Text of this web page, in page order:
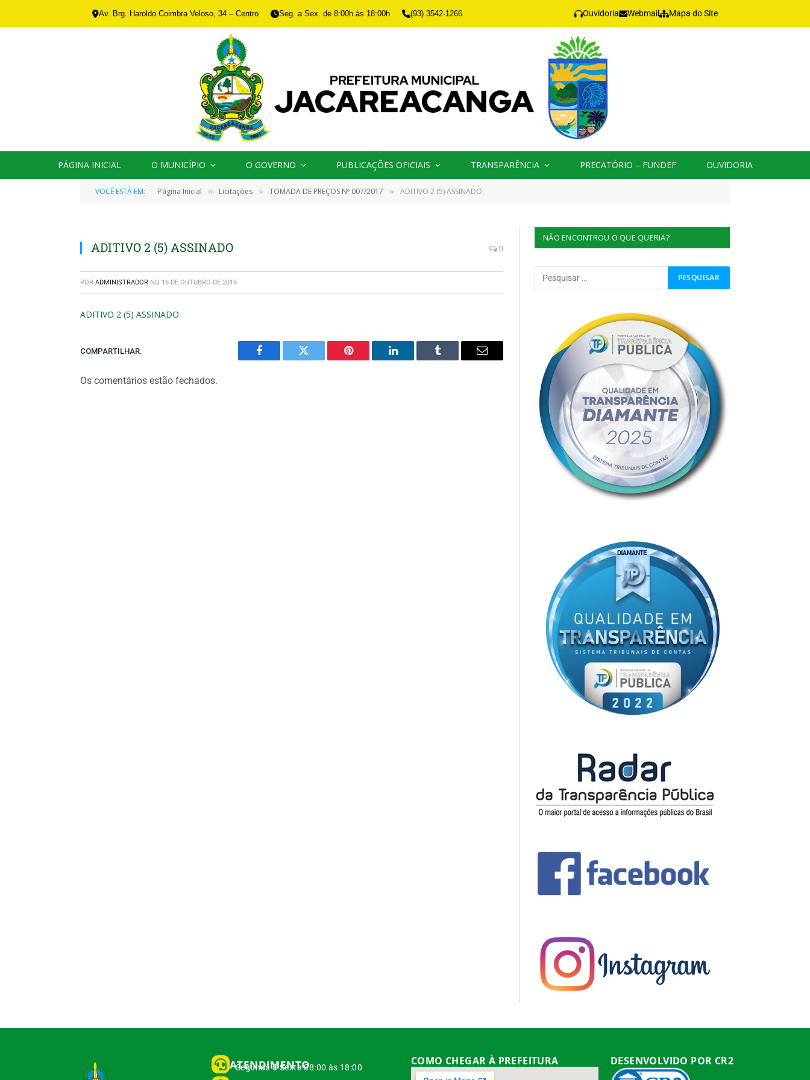
Av. Brg. Haroldo Coimbra Veloso, 34 – Centro Seg. a Sex. de 8:00h às 18:00h (93) 3542-1266 Ouvidoria Webmail Mapa do Site
PÁGINA INICIAL O MUNICÍPIO O GOVERNO PUBLICAÇÕES OFICIAIS TRANSPARÊNCIA PRECATÓRIO – FUNDEF OUVIDORIA
VOCÊ ESTÁ EM: Página Inicial » Licitações » TOMADA DE PREÇOS Nº 007/2017 » ADITIVO 2 (5) ASSINADO
ADITIVO 2 (5) ASSINADO 0
POR ADMINISTRADOR NO 16 DE OUTUBRO DE 2019
ADITIVO 2 (5) ASSINADO
COMPARTILHAR.
Facebook Twitter Pinterest
O
Tumblr
E-
Os comentários estão fechados.
NÃO ENCONTROU O QUE QUERIA?
ATENDIMENTO
Segunda à Sexta 08:00 às 18:00 COMO CHEGAR À PREFEITURA DESENVOLVIDO POR CR2